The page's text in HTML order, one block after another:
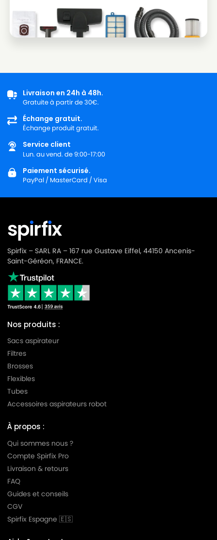
Livraison en 24h à 48h.
Gratuite à partir de 30€.
Échange gratuit.
Échange produit gratuit.
Service client
Lun. au vend. de 9:00-17:00
Paiement sécurisé.
PayPal / MasterCard / Visa
Spirfix – SARL RA – 167 rue Gustave Eiffel, 44150 Ancenis-
Saint-Géréon, FRANCE.
Nos produits :
Sacs aspirateur
Filtres
Brosses
Flexibles
Tubes
Accessoires aspirateurs robot
À propos :
Qui sommes nous ?
Compte Spirfix Pro
Livraison & retours
FAQ
Guides et conseils
CGV
Spirfix Espagne 🇪🇸